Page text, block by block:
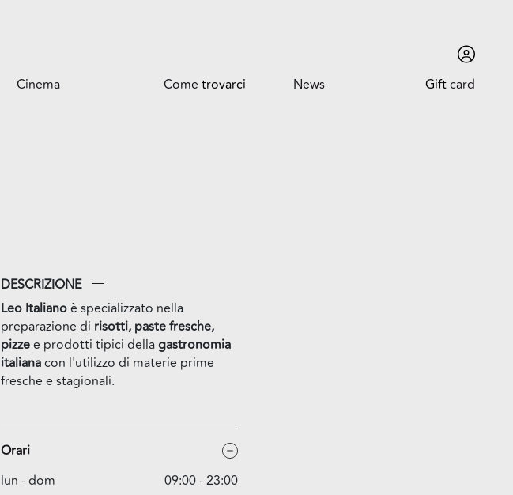
Cinema Come trovarci News Giftcard
DESCRIZIONE
Leo Italianoè specializzato nella
preparazione di risotti, paste fresche,
pizzee prodotti tipici dellagastronomia
italianacon l'utilizzo di materie prime
fresche e stagionali.
Orari
lun - dom
09:00 - 23:00